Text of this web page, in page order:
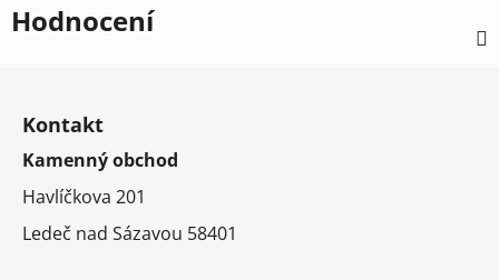
Hodnocení
Kontakt
Kamenný obchod
Havlíčkova 201
Ledeč nad Sázavou 58401